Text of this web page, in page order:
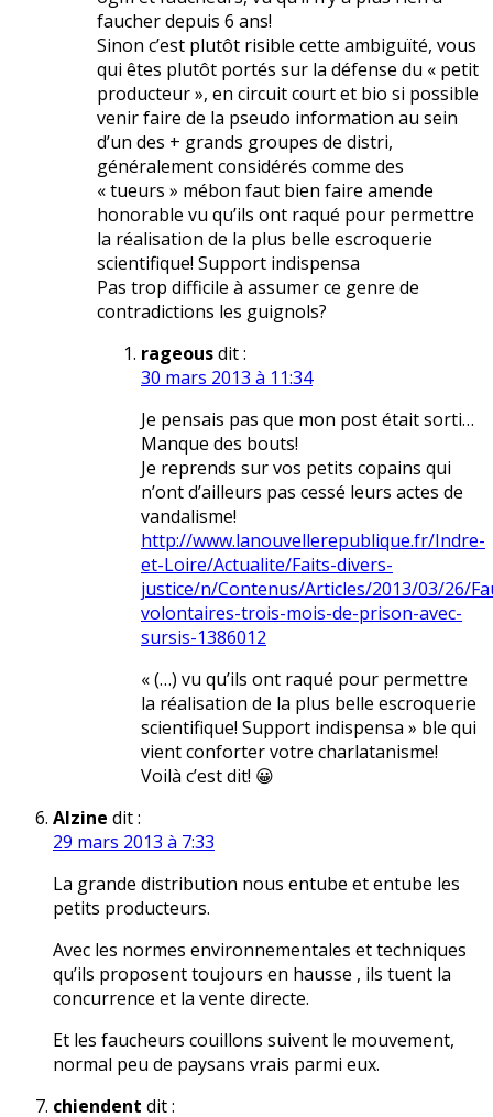
faucher depuis 6 ans!
Sinon c’est plutôt risible cette ambiguïté, vous
qui êtes plutôt portés sur la défense du « petit
producteur », en circuit court et bio si possible
venir faire de la pseudo information au sein
d’un des + grands groupes de distri,
généralement considérés comme des
« tueurs » mébon faut bien faire amende
honorable vu qu’ils ont raqué pour permettre
la réalisation de la plus belle escroquerie
scientifique! Support indispensa
Pas trop difficile à assumer ce genre de
contradictions les guignols?
rageousdit :
30 mars 2013 à 11:34
Je pensais pas que mon post était sorti…
Manque des bouts!
Je reprends sur vos petits copains qui
n’ont d’ailleurs pas cessé leurs actes de
vandalisme!
http://www.lanouvellerepublique.fr/Indre-
et-Loire/Actualite/Faits-divers-
justice/n/Contenus/Articles/2013/03/26/
volontaires-trois-mois-de-prison-avec-
sursis-1386012
« (…) vu qu’ils ont raqué pour permettre
la réalisation de la plus belle escroquerie
scientifique! Support indispensa » ble qui
vient conforter votre charlatanisme!
Voilà c’est dit! 😀
Alzine dit :
29 mars 2013 à 7:33
La grande distribution nous entube et entube les
petits producteurs.
Avec les normes environnementales et techniques
qu’ils proposent toujours en hausse , ils tuent la
concurrence et la vente directe.
Et les faucheurs couillons suivent le mouvement,
normal peu de paysans vrais parmi eux.
chiendent dit :